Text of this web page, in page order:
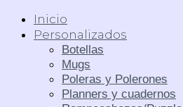
Inicio
Personalizados
Botellas
Mugs
Poleras y Polerones
Planners y cuadernos